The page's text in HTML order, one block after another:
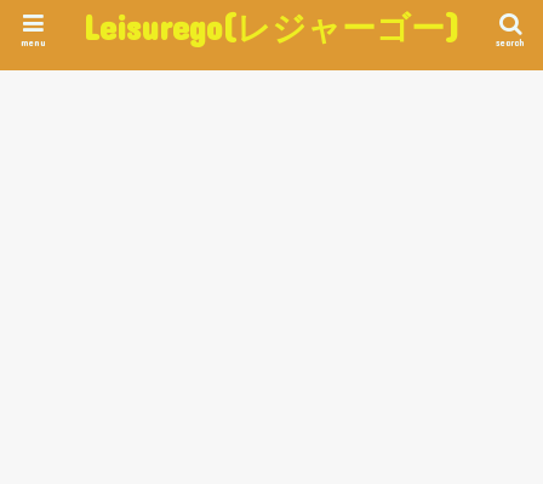
Leisurego(レジャーゴー) search
menu